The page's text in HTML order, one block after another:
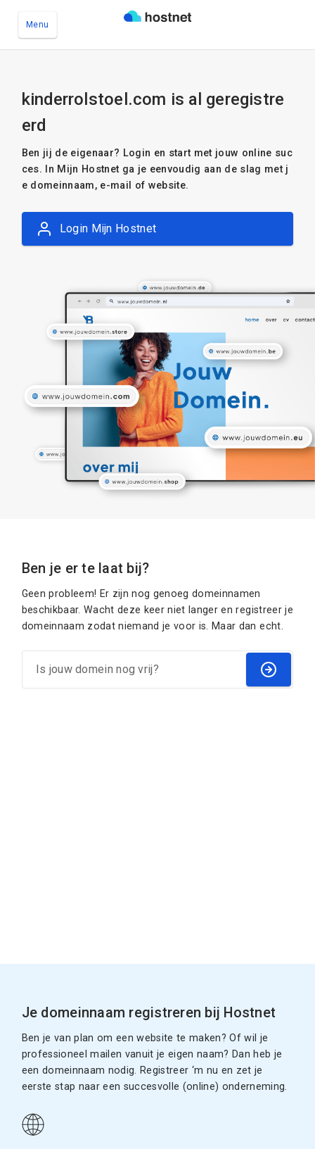
Menu
kinderrolstoel.com is al geregistre
erd
Ben jij de eigenaar? Login en start met jouw online suc
ces. In Mijn Hostnet ga je eenvoudig aan de slag met j
e domeinnaam, e-mail of website.
Login Mijn Hostnet
Ben je er te laat bij?
Geen probleem! Er zijn nog genoeg domeinnamen
beschikbaar. Wacht deze keer niet langer en registreer je
domeinnaam zodat niemand je voor is. Maar dan echt.
Je domeinnaam registreren bij Hostnet
Ben je van plan om een website te maken? Of wil je
professioneel mailen vanuit je eigen naam? Dan heb je
een domeinnaam nodig. Registreer ‘m nu en zet je
eerste stap naar een succesvolle (online) onderneming.